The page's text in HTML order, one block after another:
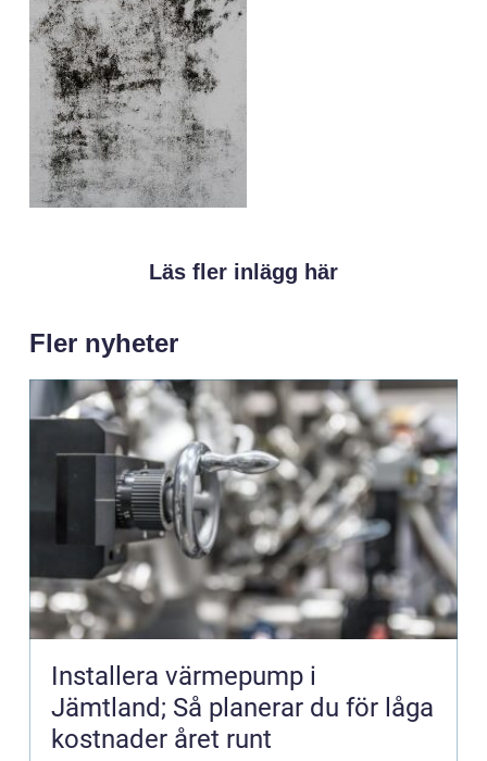
Läs fler inlägg här
Fler nyheter
Installera värmepump i
Jämtland; Så planerar du för låga
kostnader året runt